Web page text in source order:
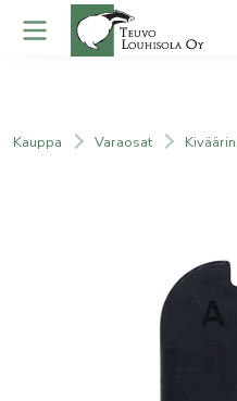
Kauppa Varaosat